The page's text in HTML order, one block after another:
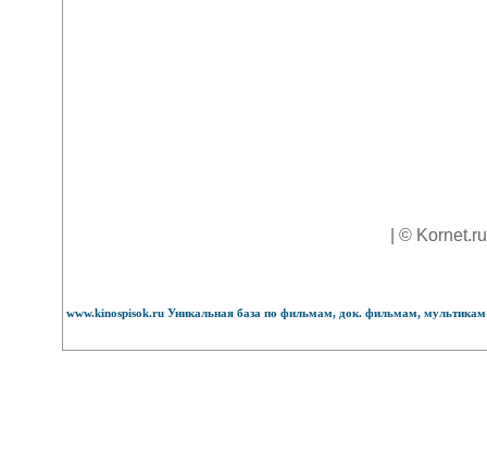
| ©
www.kinospisok.ru Уникальная база по фильмам, док. фильмам,